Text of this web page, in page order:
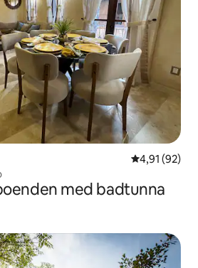
4,91 av 5 i
4,91 (92)
med badtunna